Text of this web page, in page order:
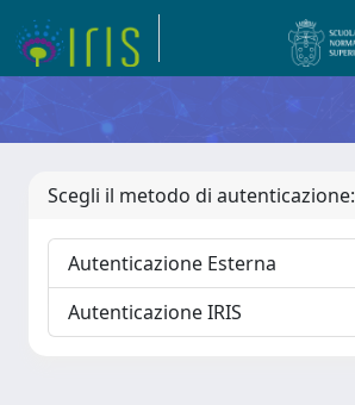
Scegli il metodo di autenticazione:
Autenticazione Esterna
Autenticazione IRIS